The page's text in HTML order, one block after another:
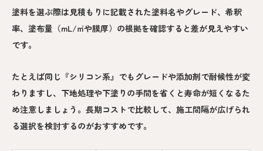
塗料を選ぶ際は見積もりに記載された塗料名やグレード、希釈
率、塗布量（mL/㎡や膜厚）の根拠を確認すると差が見えやすい
です。
たとえば同じ『シリコン系』でもグレードや添加剤で耐候性が変
わりますし、下地処理や下塗りの手間を省くと寿命が短くなるた
め注意しましょう。長期コストで比較して、施工間隔が広げられ
る選択を検討するのがおすすめです。